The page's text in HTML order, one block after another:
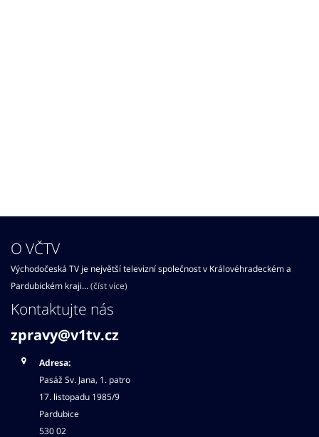
O VČTV
Východočeská TV je největší televizní společnost v Královéhradeckém a
Pardubickém kraji...(číst více)
Kontaktujte nás
zpravy@v1tv.cz
Adresa:
Pasáž Sv. Jana, 1. patro
17. listopadu 1985/9
Pardubice
530 02